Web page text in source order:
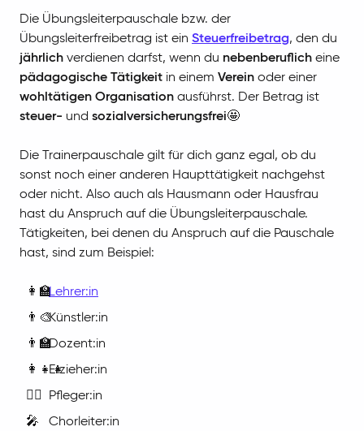
Die Übungsleiterpauschale bzw. der
Übungsleiterfreibetrag ist ein Steuerfreibetrag, den du
jährlich verdienen darfst, wenn du nebenberuflich eine
pädagogische Tätigkeit in einem Verein oder einer
wohltätigen Organisation ausführst. Der Betrag ist
steuer- und sozialversicherungsfrei🤩
Die Trainerpauschale gilt für dich ganz egal, ob du
sonst noch einer anderen Haupttätigkeit nachgehst
oder nicht. Also auch als Hausmann oder Hausfrau
hast du Anspruch auf die Übungsleiterpauschale.
Tätigkeiten, bei denen du Anspruch auf die Pauschale
hast, sind zum Beispiel:
👩‍🏫Lehrer:in
👨‍🎨Künstler:in
👨‍🏫Dozent:in
👩‍👧‍👧Erzieher:in
👩‍⚕️
Pfleger:in
🎤
Chorleiter:in